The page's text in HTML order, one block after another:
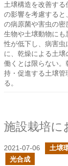
土壌構造を改善す
の影響を考慮する
の病原菌や害虫の
生物や土壌動物に
性が低下し、病害虫
に、乾燥による土
働くとは限らない
持・促進する土壌
る。
施設栽培に
2021-07-06 土壌
光合成